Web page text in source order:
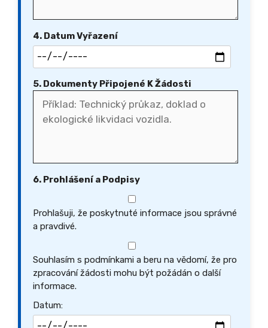
4. Datum Vyřazení
5. Dokumenty Připojené K Žádosti
6. Prohlášení a Podpisy
Prohlašuji, že poskytnuté informace jsou správné
a pravdivé.
Souhlasím s podmínkami a beru na vědomí, že pro
zpracování žádosti mohu být požádán o další
informace.
Datum: